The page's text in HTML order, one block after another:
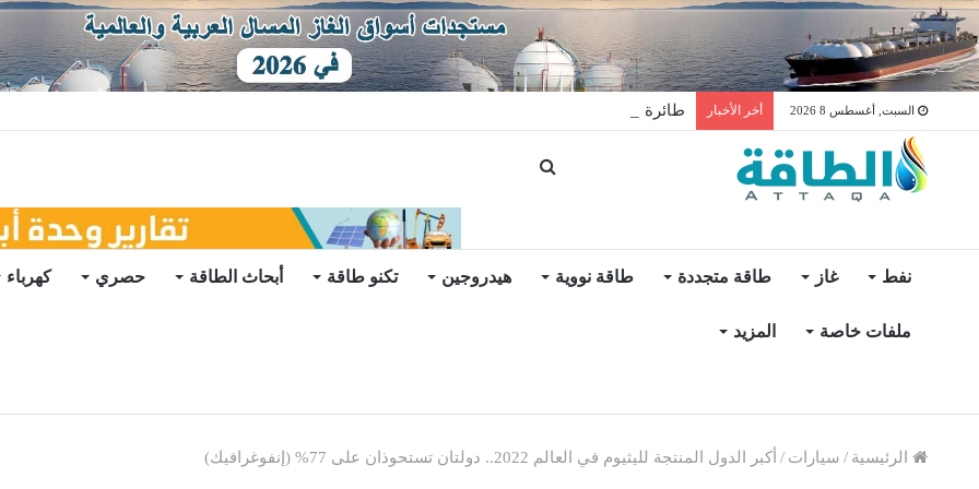
السبت, أغسطس 8 2026 أخر الأخبار طائرة مجهولة تنفجر داخل مصفاة الزاوية في ليبيا.. من وراء إطلاقها؟
نفط غاز طاقة متجددة طاقة نووية هيدروجين تكنو طاقة أبحاث الطاقة حصري كهرباء
ملفات خاصة المزيد
الرئيسية / سيارات / أكبر الدول المنتجة لليثيوم في العالم 2022.. دولتان تستحوذان على 77% (إنفوغرافيك)